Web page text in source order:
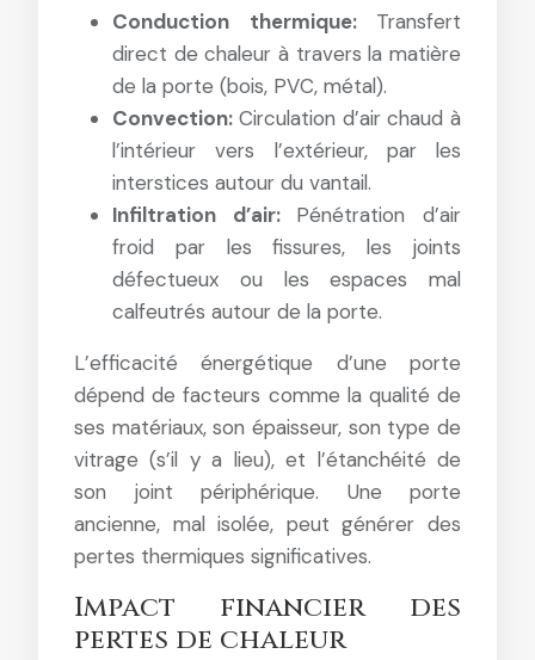
Conduction thermique: Transfert
direct de chaleur à travers la matière
de la porte (bois, PVC, métal).
Convection: Circulation d’air chaud à
l’intérieur vers l’extérieur, par les
interstices autour du vantail.
Infiltration d’air: Pénétration d’air
froid par les fissures, les joints
défectueux ou les espaces mal
calfeutrés autour de la porte.
L’efficacité énergétique d’une porte
dépend de facteurs comme la qualité de
ses matériaux, son épaisseur, son type de
vitrage (s’il y a lieu), et l’étanchéité de
son joint périphérique. Une porte
ancienne, mal isolée, peut générer des
pertes thermiques significatives.
Impact financier des
pertes de chaleur